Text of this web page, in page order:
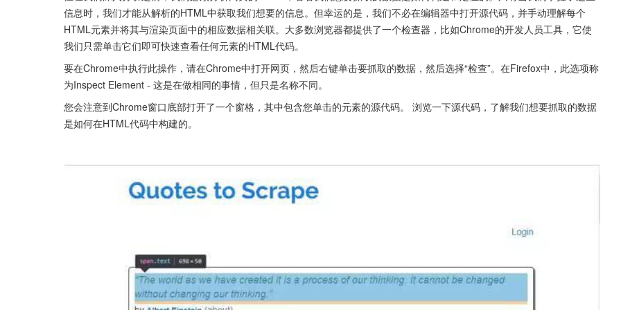
信息时，我们才能从解析的HTML中获取我们想要的信息。但幸运的是，我们不必在编辑器中打开源代码，并手动理解每个
HTML元素并将其与渲染页面中的相应数据相关联。大多数浏览器都提供了一个检查器，比如Chrome的开发人员工具，它使
我们只需单击它们即可快速查看任何元素的HTML代码。
要在Chrome中执行此操作，请在Chrome中打开网页，然后右键单击要抓取的数据，然后选择“检查”。在Firefox中，此选项称
为Inspect Element - 这是在做相同的事情，但只是名称不同。
您会注意到Chrome窗口底部打开了一个窗格，其中包含您单击的元素的源代码。 浏览一下源代码，了解我们想要抓取的数据
是如何在HTML代码中构建的。